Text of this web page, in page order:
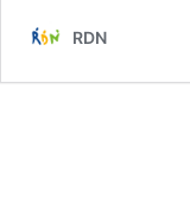
RDN